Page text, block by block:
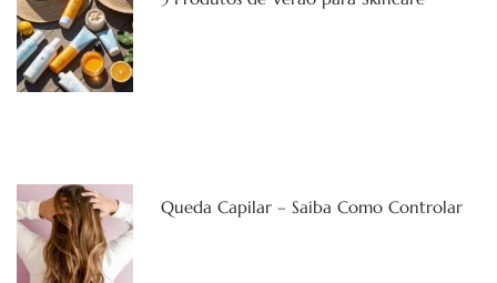
Queda Capilar – Saiba Como Controlar